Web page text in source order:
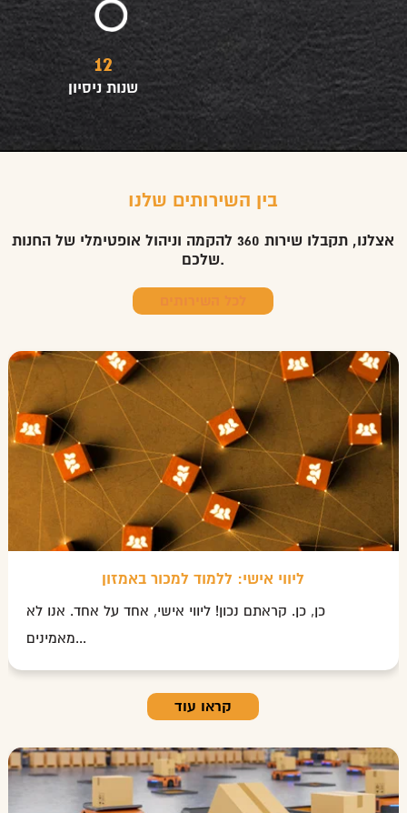
12
שנות ניסיון
בין השירותים שלנו
אצלנו, תקבלו שירות 360 להקמה וניהול אופטימלי של החנות
שלכם.
ליווי אישי: ללמוד למכור באמזון
כן, כן. קראתם נכון! ליווי אישי, אחד על אחד. אנו לא
מאמינים...
קראו עוד